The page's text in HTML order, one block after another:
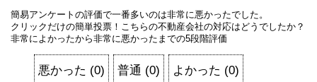
簡易アンケートの評価で一番多いのは非常に悪かったでした。
クリックだけの簡単投票！こちらの不動産会社の対応はどうでしたか？
非常によかったから非常に悪かったまでの5段階評価
悪かった (0) 普通 (0) よかった (0)